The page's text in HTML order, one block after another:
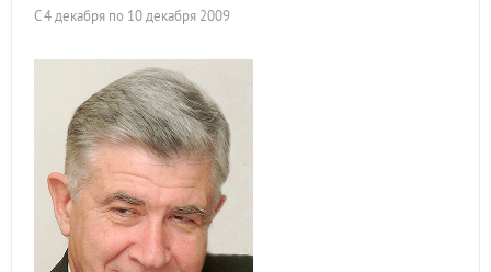
С 4 декабря по 10 декабря 2009